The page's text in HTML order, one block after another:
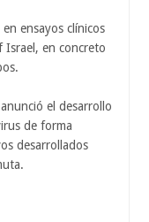
ensayos clínicos
Israel, en concreto
el desarrollo
de forma
desarrollados